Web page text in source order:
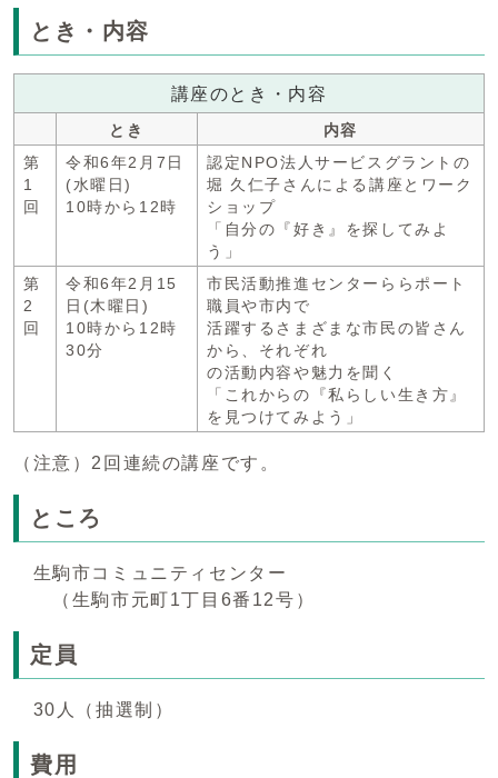
とき・内容
講座のとき・内容
とき
内容
第
1
回
令和6年2月7日
(水曜日)
10時から12時
認定NPO法人サービスグラントの
堀 久仁子さんによる講座とワーク
ショップ
「自分の『好き』を探してみよ
う」
第
2
回
令和6年2月15
日(木曜日)
10時から12時
30分
市民活動推進センターららポート
職員や市内で
活躍するさまざまな市民の皆さん
から、それぞれ
の活動内容や魅力を聞く
「これからの『私らしい生き方』
を見つけてみよう」
（注意）2回連続の講座です。
ところ
生駒市コミュニティセンター
（生駒市元町1丁目6番12号）
定員
30人（抽選制）
費用